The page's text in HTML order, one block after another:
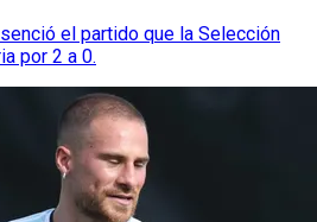
el partido que la Selección
por 2 a 0.